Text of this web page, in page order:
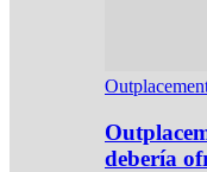
debería